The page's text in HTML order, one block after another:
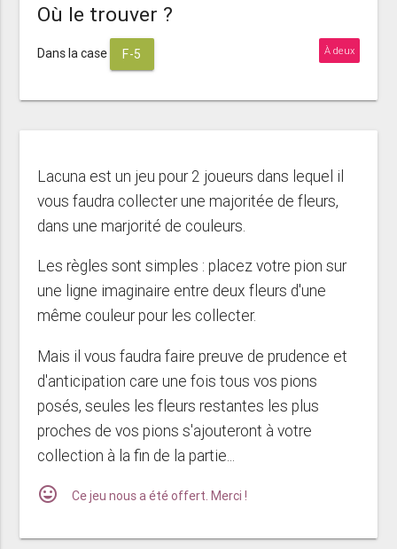
Où le trouver ?
Dans la case F-5 À deux
Lacuna est un jeu pour 2 joueurs dans lequel il
vous faudra collecter une majoritée de fleurs,
dans une marjorité de couleurs.
Les règles sont simples : placez votre pion sur
une ligne imaginaire entre deux fleurs d'une
même couleur pour les collecter.
Mais il vous faudra faire preuve de prudence et
d'anticipation care une fois tous vos pions
posés, seules les fleurs restantes les plus
proches de vos pions s'ajouteront à votre
collection à la fin de la partie...
mood Ce jeu nous a été offert. Merci !